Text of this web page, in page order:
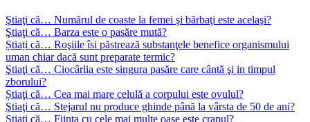
Ştiaţi că… Numărul de coaste la femei şi bărbaţi este acelaşi?
Ştiaţi că… Barza este o pasăre mută?
Știați că… Roşiile îsi păstrează substanţele benefice organismului
uman chiar dacă sunt preparate termic?
Ştiaţi că… Ciocârlia este singura pasăre care cântă şi in timpul
zborului?
Știaţi că… Cea mai mare celulă a corpului este ovulul?
Ştiaţi că… Stejarul nu produce ghinde până la vârsta de 50 de ani?
Ştiaţi că… Fiinţa cu cele mai multe oase este crapul?